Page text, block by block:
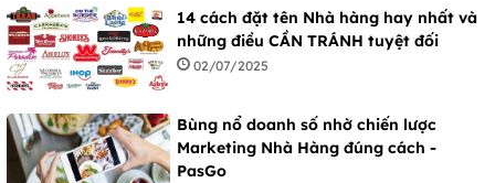
14 cách đặt tên Nhà hàng hay nhất và
những điều CẦN TRÁNH tuyệt đối
02/07/2025
Bùng nổ doanh số nhờ chiến lược
Marketing Nhà Hàng đúng cách -
PasGo